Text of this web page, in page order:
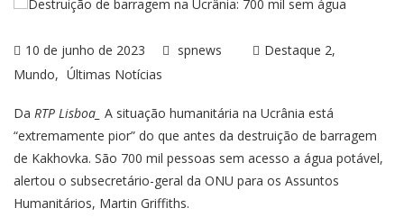
10 de junho de 2023 spnews
Destaque 2
Mundo
Últimas Notícias
Da RTP Lisboa_ A situação humanitária na Ucrânia está
“extremamente pior” do que antes da destruição de barragem
de Kakhovka. São 700 mil pessoas sem acesso a água potável,
alertou o subsecretário-geral da ONU para os Assuntos
Humanitários, Martin Griffiths.